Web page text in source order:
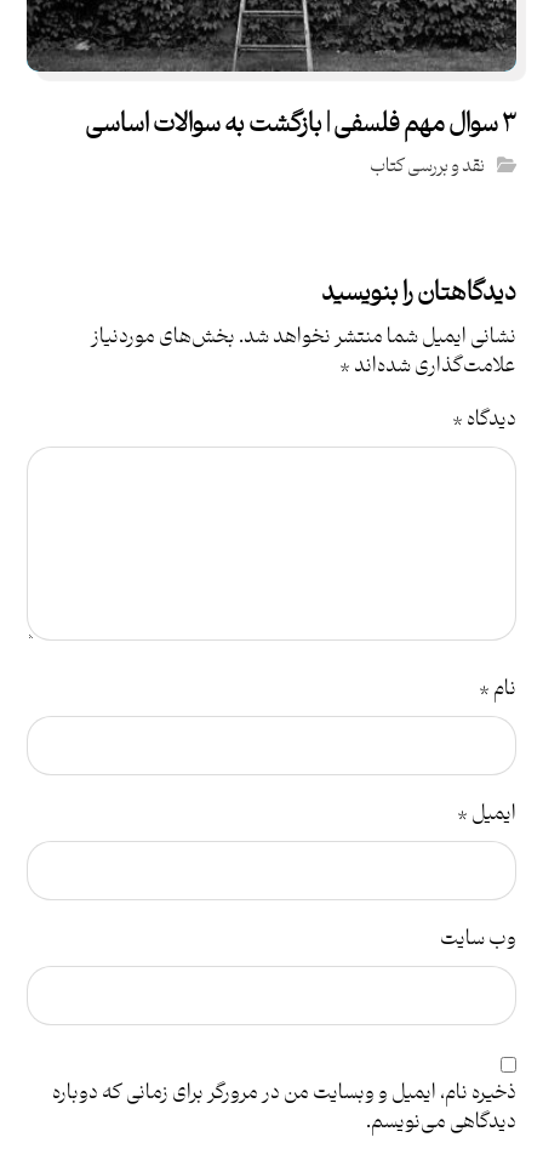
۳ سوال مهم فلسفی | بازگشت به سوالات اساسی
نقد و بررسی کتاب
دیدگاهتان را بنویسید
نشانی ایمیل شما منتشر نخواهد شد.بخش‌های موردنیاز
علامت‌گذاری شده‌اند*
دیدگاه*
نام*
ایمیل*
وب‌ سایت
ذخیره نام، ایمیل و وبسایت من در مرورگر برای زمانی که دوباره
دیدگاهی می‌نویسم.